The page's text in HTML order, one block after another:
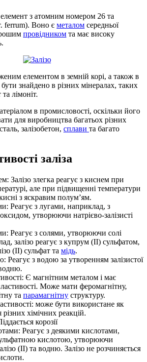
елемент з атомним номером 26 та
ferrum). Воно є металом середньої
провідником та має високу
елементом в земній корі, а також в
знайдено в різних мінералах, таких
лімоніт.
в промисловості, оскільки його
для виробництва багатьох різних
залізобетон, сплави та багато
заліза
Залізо злегка реагує з киснем при
але при підвищенні температури
з яскравим полум’ям.
Реагує з лугами, наприклад, з
утворюючи натрієво-залізисті
Реагує з солями, утворюючи солі
залізо реагує з купрум (II) сульфатом,
(II) сульфат та мідь.
Реагує з водою за утворенням залізистої
Є магнітним металом і має
Може мати феромагнітну,
та парамагнітну структуру.
може бути використане як
різних хімічних реакцій.
корозії
Реагує з деякими кислотами,
кислотою, утворюючи
(II) та водню. Залізо не розчиняється